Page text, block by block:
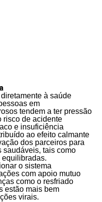
à saúde
em
tendem a ter pressão
risco de acidente
e insuficiência
ao efeito calmante
dos parceiros para
saudáveis, tais como
o sistema
com apoio mutuo
como o resfriado
estão mais bem
virais.